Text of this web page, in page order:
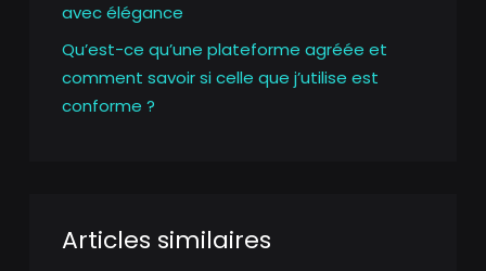
avec élégance
Qu’est-ce qu’une plateforme agréée et
comment savoir si celle que j’utilise est
conforme ?
Articles similaires